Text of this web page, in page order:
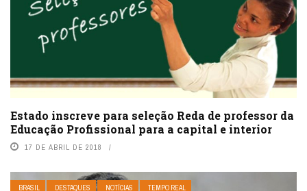
Estado inscreve para seleção Reda de professor da
Educação Profissional para a capital e interior
17 DE ABRIL DE 2018
BRASIL DESTAQUES NOTÍCIAS TEMPO REAL